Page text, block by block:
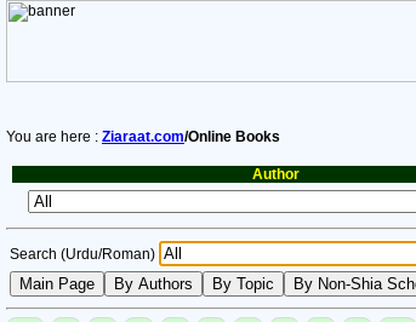
You are here : Ziaraat.com/Online Books
Author
Search (Urdu/Roman)